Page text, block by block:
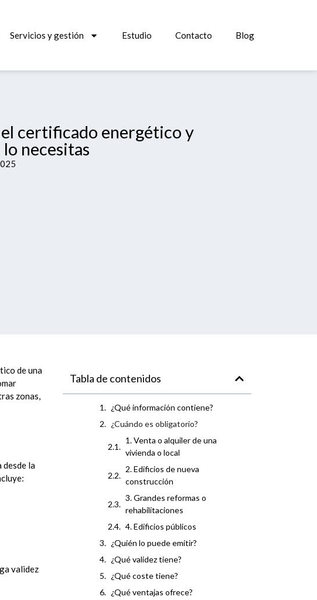
Servicios y gestión Estudio Contacto Blog
el certificado energético y
necesitas
de una
zonas,
desde la
validez
Tabla de contenidos
¿Qué información contiene?
¿Cuándo es obligatorio?
1. Venta o alquiler de una
vivienda o local
2. Edificios de nueva
construcción
3. Grandes reformas o
rehabilitaciones
4. Edificios públicos
¿Quién lo puede emitir?
¿Qué validez tiene?
¿Qué coste tiene?
¿Qué ventajas ofrece?